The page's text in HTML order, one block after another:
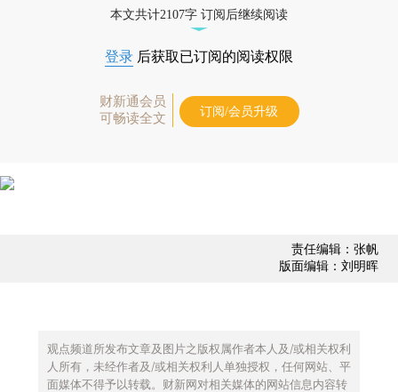
本文共计2107字 订阅后继续阅读
登录 后获取已订阅的阅读权限
财新通会员
可畅读全文
订阅/会员升级
责任编辑：张帆
版面编辑：刘明晖
观点频道所发布文章及图片之版权属作者本人及/或相关权利
人所有，未经作者及/或相关权利人单独授权，任何网站、平
面媒体不得予以转载。财新网对相关媒体的网站信息内容转